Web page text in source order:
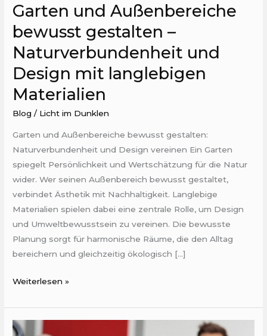
Garten und Außenbereiche
bewusst gestalten –
Naturverbundenheit und
Design mit langlebigen
Materialien
Blog / Licht im Dunklen
Garten und Außenbereiche bewusst gestalten:
Naturverbundenheit und Design vereinen Ein Garten
spiegelt Persönlichkeit und Wertschätzung für die Natur
wider. Wer seinen Außenbereich bewusst gestaltet,
verbindet Ästhetik mit Nachhaltigkeit. Langlebige
Materialien spielen dabei eine zentrale Rolle, um Design
und Umweltbewusstsein zu vereinen. Die bewusste
Planung sorgt für harmonische Räume, die den Alltag
bereichern und gleichzeitig ökologisch […]
Weiterlesen »
Gesundheitsvorsorge